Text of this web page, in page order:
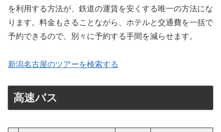
を利用する方法が、鉄道の運賃を安くする唯一の方法にな
ります。料金もさることながら、ホテルと交通費を一括で
予約できるので、別々に予約する手間を減らせます。
新潟名古屋のツアーを検索する
高速バス